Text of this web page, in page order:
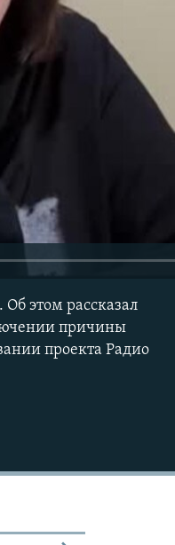
available
этом рассказал
причины
проекта Радио